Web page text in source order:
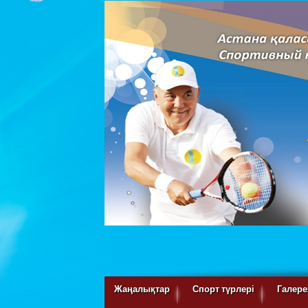
Жаңалықтар Спорт түрлері